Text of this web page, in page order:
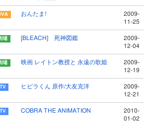
おんたま!
2009-
11-25
[BLEACH] 死神図鑑
2009-
12-04
映画 レイトン教授と 永遠の歌姫
2009-
12-19
ヒピラくん 原作/大友克洋
2009-
12-21
COBRA THE ANIMATION
2010-
01-02